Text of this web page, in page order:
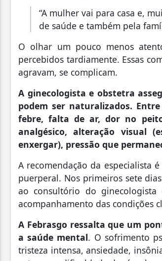
“A mulher vai para casa e,
de saúde e também pela
O olhar um pouco menos
percebidos tardiamente. Essas
agravam, se complicam.
A ginecologista e obstetra
podem ser naturalizados.
febre, falta de ar, dor no
analgésico, alteração visual
enxergar), pressão que
A recomendação da especialista
puerperal. Nos primeiros sete
ao consultório do
acompanhamento das condições
A Febrasgo ressalta que um
a saúde mental. O sofrimento
tristeza intensa, ansiedade,